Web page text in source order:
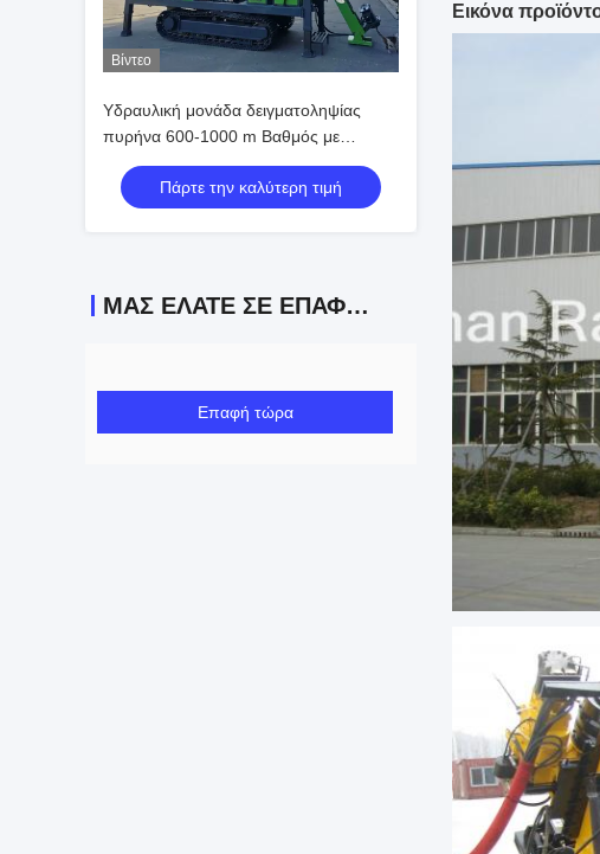
Βίντεο
Υδραυλική μονάδα δειγματοληψίας
πυρήνα 600-1000 m Βαθμός με
NQ/BQ/HQ/PQ
Πάρτε την καλύτερη τιμή
ΜΑΣ ΕΛΆΤΕ ΣΕ ΕΠΑΦΉ ΜΕ
Επαφή τώρα
Εικόνα